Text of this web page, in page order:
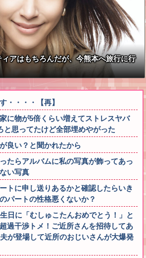
アはもちろんだが、今熊本へ旅行に行
・・・・【再】
に物が5倍くらい増えてストレスヤバ
と思ってたけど全部埋めやがった
良い？と聞かれたから
たらアルバムに私の写真が飾ってあっ
い写真
トに申し送りあるかと確認したらいき
パートの性格悪くないか？
日に「むしゅこたんおめでとう！」と
過干渉トメ！ご近所さんを招待してあ
が登場して近所のおじいさんが大爆発